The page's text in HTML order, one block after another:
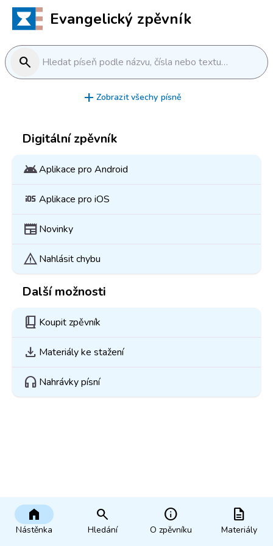
home
Nástěnka
search
Hledání
info
O zpěvníku
description
Materiály
Evangelický zpěvník
search Hledat píseň podle názvu, čísla nebo textu…
add Zobrazit všechy písně
Digitální zpěvník
androidAplikace pro Android
ios Aplikace pro iOS
newspaper Novinky
warningNahlásit chybu
Další možnosti
book_2 Koupit zpěvník
download Materiály ke stažení
headphones Nahrávky písní